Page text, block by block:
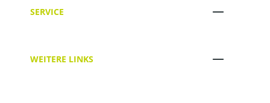
SERVICE
WEITERE LINKS